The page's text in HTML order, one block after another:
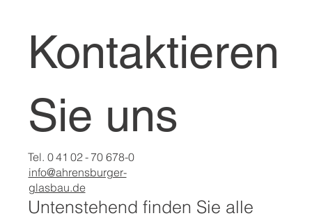
Kontaktieren
Sie uns
Tel. 0 41 02 - 70 678-0
info@ahrensburger-
glasbau.de
Untenstehend finden Sie alle